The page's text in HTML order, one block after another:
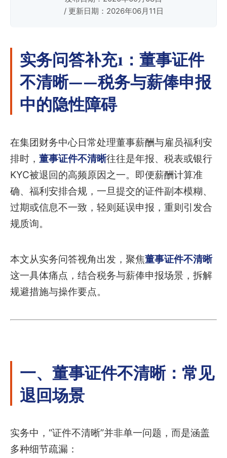
/ 更新日期：2026年06月11日
实务问答补充1：董事证件
不清晰——税务与薪俸申报
中的隐性障碍
在集团财务中心日常处理董事薪酬与雇员福利安
排时， 董事证件不清晰往往是年报、税表或银行
KYC被退回的高频原因之一。即便薪酬计算准
确、福利安排合规，一旦提交的证件副本模糊、
过期或信息不一致，轻则延误申报，重则引发合
规质询。
本文从实务问答视角出发，聚焦董事证件不清晰
这一具体痛点，结合税务与薪俸申报场景，拆解
规避措施与操作要点。
一、董事证件不清晰：常见
退回场景
实务中，“证件不清晰”并非单一问题，而是涵盖
多种细节疏漏：